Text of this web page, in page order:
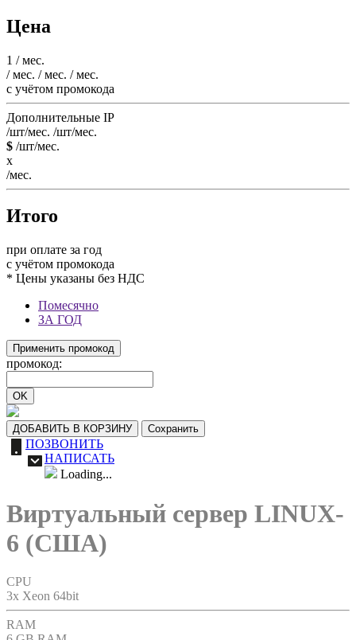
Цена
1 / мес.
/ мес. / мес. / мес.
c учётом промокода
Дополнительные IP
/шт/мес. /шт/мес.
$ /шт/мес.
x
/мес.
Итого
при оплате за год
c учётом промокода
* Цены указаны без НДС
Помесячно
ЗА ГОД
Применить промокод
промокод:
OK
ДОБАВИТЬ В КОРЗИНУ Сохранить
ПОЗВОНИТЬ
НАПИСАТЬ
Loading...
Виртуальный сервер LINUX-
6 (США)
CPU
3x Xeon 64bit
RAM